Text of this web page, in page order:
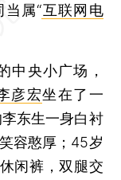
属“互联网电
央小广场，
彦宏坐在了一
东生一身白衬
容憨厚；45岁
闲裤，双腿交